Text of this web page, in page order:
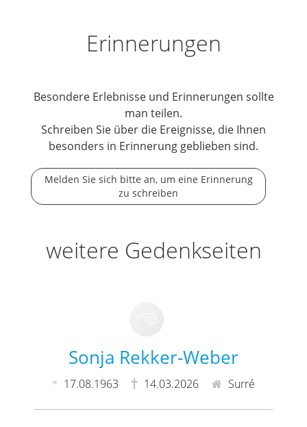
Erinnerungen
Besondere Erlebnisse und Erinnerungen sollte
man teilen.
Schreiben Sie über die Ereignisse, die Ihnen
besonders in Erinnerung geblieben sind.
Melden Sie sich bitte an, um eine Erinnerung
zu schreiben
weitere Gedenkseiten
Sonja Rekker-Weber
17.08.1963 14.03.2026 Surré